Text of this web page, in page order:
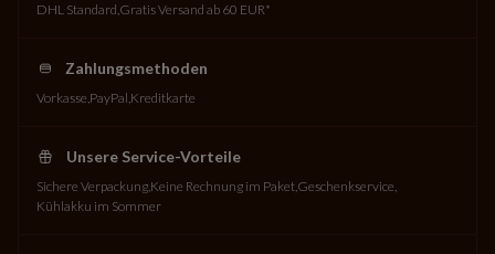
DHL Standard Gratis Versand ab 60 EUR*
Zahlungsmethoden
Vorkasse PayPal Kreditkarte
Unsere Service-Vorteile
Sichere Verpackung Keine Rechnung im Paket Geschenkservice
Kühlakku im Sommer